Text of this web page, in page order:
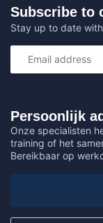
Persoonlijk
Onze specialisten
training of het
Bereikbaar op
Subscribe to
Stay up to date